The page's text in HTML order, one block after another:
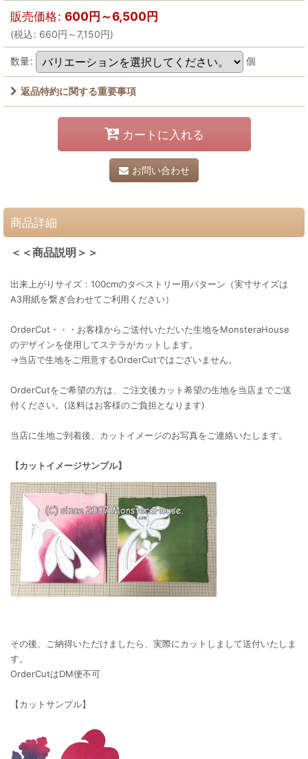
販売価格: 600円～6,500円
(税込: 660円 ～7,150円)
数量: 個
返品特約に関する重要事項
カートに入れる
お問い合わせ
商品詳細
＜＜商品説明＞＞
出来上がりサイズ：100cmのタペストリー用パターン（実寸サイズは
A3用紙を繋ぎ合わせてご利用ください）
OrderCut・・・お客様からご送付いただいた生地をMonsteraHouse
のデザインを使用してステラがカットします。
→当店で生地をご用意するOrderCutではございません。
OrderCutをご希望の方は、ご注文後カット希望の生地を当店までご送
付ください。(送料はお客様のご負担となります)
当店に生地ご到着後、カットイメージのお写真をご連絡いたします。
【カットイメージサンプル】
その後、ご納得いただけましたら、実際にカットしまして送付いたしま
す。
OrderCutはDM便不可
【カットサンプル】